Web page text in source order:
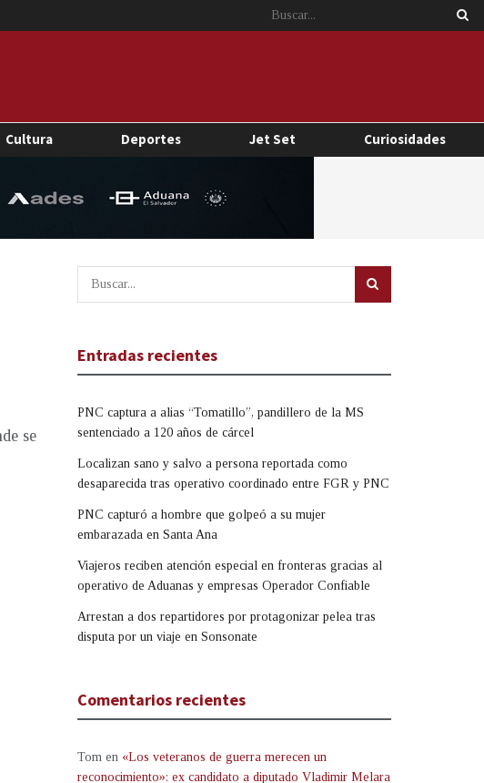
Cultura Deportes Jet Set Curiosidades
se
Entradas recientes
PNC captura a alias “Tomatillo”, pandillero de la MS
sentenciado a 120 años de cárcel
Localizan sano y salvo a persona reportada como
desaparecida tras operativo coordinado entre FGR y PNC
PNC capturó a hombre que golpeó a su mujer
embarazada en Santa Ana
Viajeros reciben atención especial en fronteras gracias al
operativo de Aduanas y empresas Operador Confiable
Arrestan a dos repartidores por protagonizar pelea tras
disputa por un viaje en Sonsonate
Comentarios recientes
Tom en «Los veteranos de guerra merecen un
reconocimiento»: ex candidato a diputado Vladimir Melara